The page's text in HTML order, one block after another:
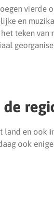
vierde
en
teken van
en ook
ook